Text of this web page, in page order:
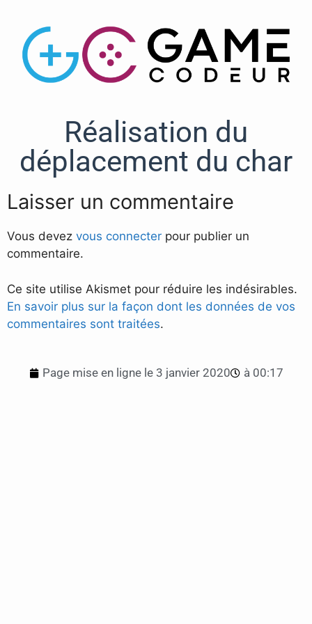
Réalisation du
déplacement du char
Laisser un commentaire
Vous devez vous connecter pour publier un
commentaire.
Ce site utilise Akismet pour réduire les indésirables.
En savoir plus sur la façon dont les données de vos
commentaires sont traitées.
Page mise en ligne le 3 janvier 2020 à 00:17